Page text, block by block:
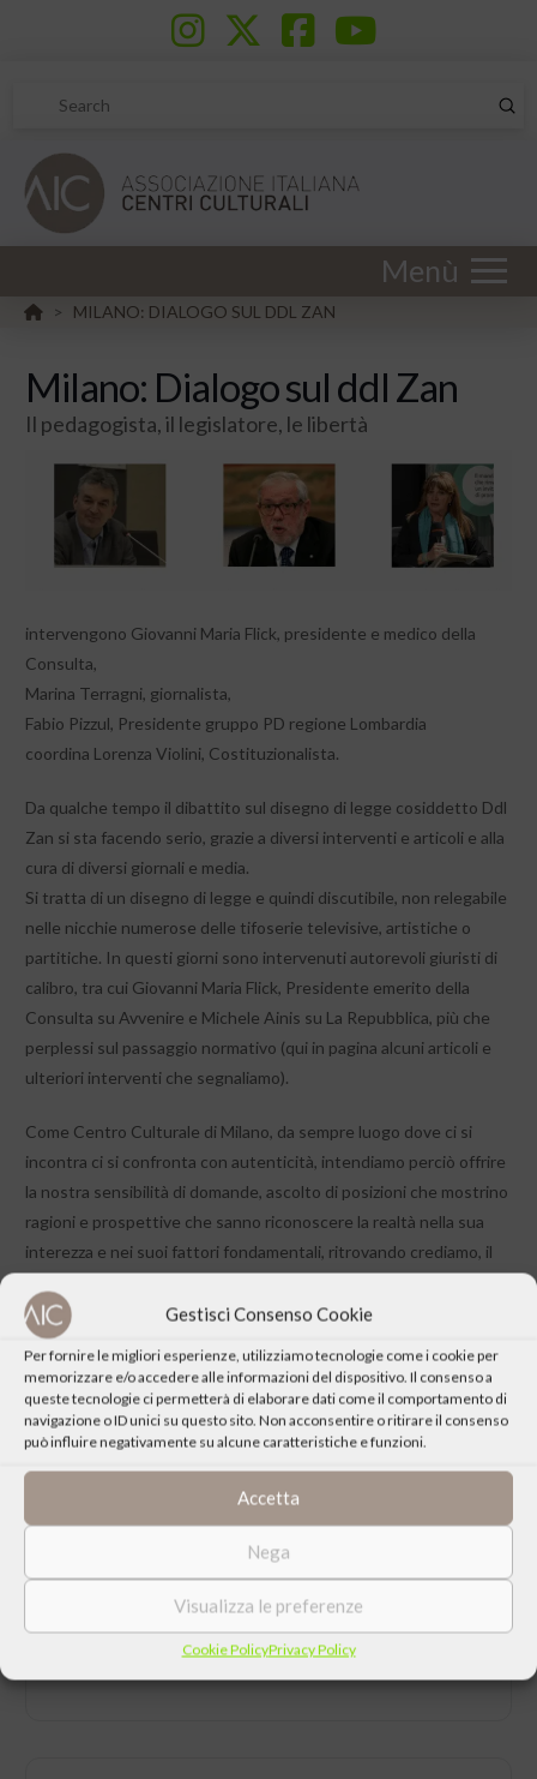
Gestisci Consenso Cookie
Per fornire le migliori esperienze, utilizziamo tecnologie come i cookie per
memorizzare e/o accedere alle informazioni del dispositivo. Il consenso a
queste tecnologie ci permetterà di elaborare dati come il comportamento di
navigazione o ID unici su questo sito. Non acconsentire o ritirare il consenso
può influire negativamente su alcune caratteristiche e funzioni.
Accetta
Nega
Visualizza le preferenze
Cookie PolicyPrivacy Policy
Search
Menù
HOME
> MILANO: DIALOGO SUL DDL ZAN
Milano: Dialogo sul ddl Zan
Il pedagogista, il legislatore, le libertà
intervengono Giovanni Maria Flick, presidente e medico della
Consulta,
Marina Terragni, giornalista,
Fabio Pizzul, Presidente gruppo PD regione Lombardia
coordina Lorenza Violini, Costituzionalista.
Da qualche tempo il dibattito sul disegno di legge cosiddetto Ddl
Zan si sta facendo serio, grazie a diversi interventi e articoli e alla
cura di diversi giornali e media.
Si tratta di un disegno di legge e quindi discutibile, non relegabile
nelle nicchie numerose delle tifoserie televisive, artistiche o
partitiche. In questi giorni sono intervenuti autorevoli giuristi di
calibro, tra cui Giovanni Maria Flick, Presidente emerito della
Consulta su Avvenire e Michele Ainis su La Repubblica, più che
perplessi sul passaggio normativo (qui in pagina alcuni articoli e
ulteriori interventi che segnaliamo).
Come Centro Culturale di Milano, da sempre luogo dove ci si
incontra ci si confronta con autenticità, intendiamo perciò offrire
la nostra sensibilità di domande, ascolto di posizioni che mostrino
ragioni e prospettive che sanno riconoscere la realtà nella sua
interezza e nei suoi fattori fondamentali, ritrovando crediamo, il
fondo chiamiamo cultura.